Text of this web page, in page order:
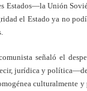
Estados—la Unión
el Estado ya no
señaló el
jurídica y
culturalmente